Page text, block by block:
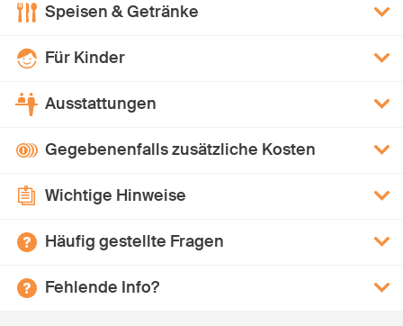
Speisen & Getränke
Für Kinder
Ausstattungen
Gegebenenfalls zusätzliche Kosten
Wichtige Hinweise
Häufig gestellte Fragen
Fehlende Info?